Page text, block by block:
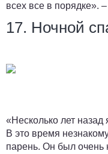
всех все в порядке». –
17. Ночной
«Несколько лет назад
В это время
парень. Он был очень